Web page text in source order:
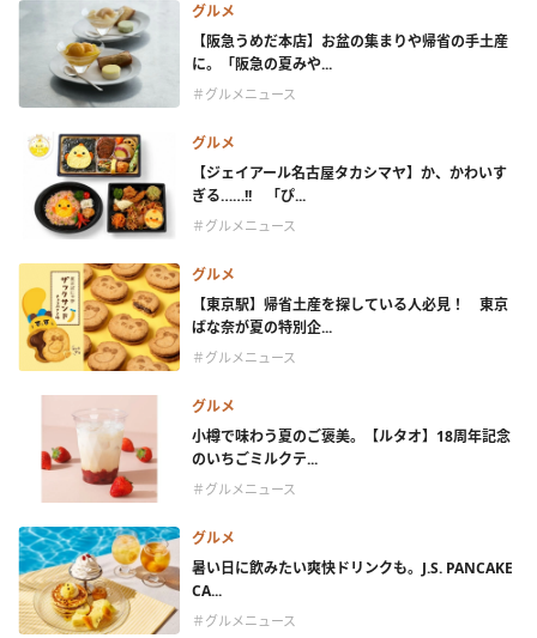
グルメ
【阪急うめだ本店】お盆の集まりや帰省の手土産
に。「阪急の夏みや...
＃グルメニュース
グルメ
【ジェイアール名古屋タカシマヤ】か、かわいす
ぎる……!! 「ぴ...
＃グルメニュース
グルメ
【東京駅】帰省土産を探している人必見！ 東京
ばな奈が夏の特別企...
＃グルメニュース
グルメ
小樽で味わう夏のご褒美。【ルタオ】18周年記念
のいちごミルクテ...
＃グルメニュース
グルメ
暑い日に飲みたい爽快ドリンクも。J.S. PANCAKE
CA...
＃グルメニュース